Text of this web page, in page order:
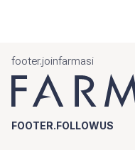
footer.joinfarmasi
FOOTER.FOLLOWUS